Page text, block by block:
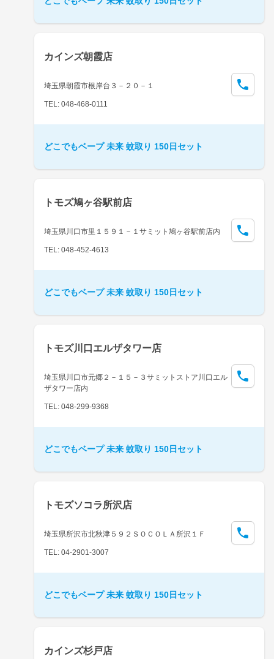
カインズ朝霞店
埼玉県朝霞市根岸台３－２０－１
TEL: 048-468-0111
どこでもベープ 未来 蚊取り 150日セット
トモズ鳩ヶ谷駅前店
埼玉県川口市里１５９１－１サミット鳩ヶ谷駅前店内
TEL: 048-452-4613
どこでもベープ 未来 蚊取り 150日セット
トモズ川口エルザタワー店
埼玉県川口市元郷２－１５－３サミットストア川口エル
ザタワー店内
TEL: 048-299-9368
どこでもベープ 未来 蚊取り 150日セット
トモズソコラ所沢店
埼玉県所沢市北秋津５９２ＳＯＣＯＬＡ所沢１Ｆ
TEL: 04-2901-3007
どこでもベープ 未来 蚊取り 150日セット
カインズ杉戸店